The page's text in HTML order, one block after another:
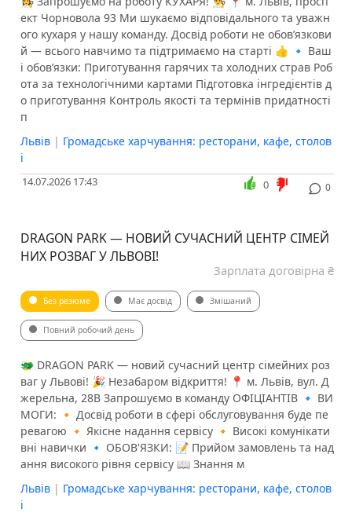
ект Чорновола 93 Ми шукаємо відповідального та уважн
ого кухаря у нашу команду. Досвід роботи не обов’язкови
й — всього навчимо та підтримаємо на старті 👍 🔹 Ваш
і обов’язки: Приготування гарячих та холодних страв Роб
ота за технологічними картами Підготовка інгредієнтів д
о приготування Контроль якості та термінів придатності
п
Львів | Громадське харчування: ресторани, кафе, столов
і
14.07.2026 17:43 0
0
DRAGON PARK — НОВИЙ СУЧАСНИЙ ЦЕНТР СІМЕЙ
НИХ РОЗВАГ У ЛЬВОВІ!
Зарплата договірна ₴
Без резюме Має досвід Змішаний
Повний робочий день
​​🐲 DRAGON PARK — новий сучасний центр сімейних роз
ваг у Львові! 🎉 Незабаром відкриття! 📍 м. Львів, вул. Д
жерельна, 28В Запрошуємо в команду ОФІЦІАНТІВ 🔹 ВИ
МОГИ: 🔸 Досвід роботи в сфері обслуговування буде пе
ревагою 🔸 Якісне надання сервісу 🔸 Високі комунікати
вні навички 🔹 ОБОВ'ЯЗКИ: 📝 Прийом замовлень та над
ання високого рівня сервісу 📖 Знання м
Львів | Громадське харчування: ресторани, кафе, столов
і